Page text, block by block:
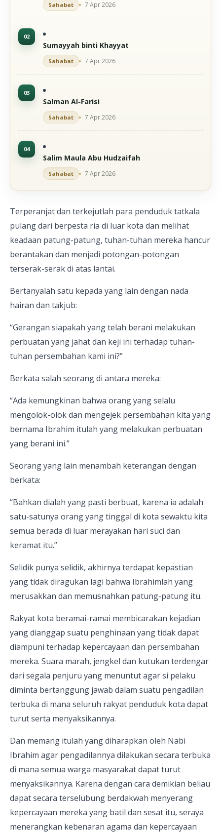
Sahabat 7 Apr 2026
Sumayyah binti Khayyat
Sahabat 7 Apr 2026
Salman Al-Farisi
Sahabat 7 Apr 2026
Salim Maula Abu Hudzaifah
Sahabat 7 Apr 2026
Terperanjat dan terkejutlah para penduduk tatkala
pulang dari berpesta ria di luar kota dan melihat
keadaan patung-patung, tuhan-tuhan mereka hancur
berantakan dan menjadi potongan-potongan
terserak-serak di atas lantai.
Bertanyalah satu kepada yang lain dengan nada
hairan dan takjub:
“Gerangan siapakah yang telah berani melakukan
perbuatan yang jahat dan keji ini terhadap tuhan-
tuhan persembahan kami ini?”
Berkata salah seorang di antara mereka:
“Ada kemungkinan bahwa orang yang selalu
mengolok-olok dan mengejek persembahan kita yang
bernama Ibrahim itulah yang melakukan perbuatan
yang berani ini.”
Seorang yang lain menambah keterangan dengan
berkata:
“Bahkan dialah yang pasti berbuat, karena ia adalah
satu-satunya orang yang tinggal di kota sewaktu kita
semua berada di luar merayakan hari suci dan
keramat itu.”
Selidik punya selidik, akhirnya terdapat kepastian
yang tidak diragukan lagi bahwa Ibrahimlah yang
merusakkan dan memusnahkan patung-patung itu.
Rakyat kota beramai-ramai membicarakan kejadian
yang dianggap suatu penghinaan yang tidak dapat
diampuni terhadap kepercayaan dan persembahan
mereka. Suara marah, jengkel dan kutukan terdengar
dari segala penjuru yang menuntut agar si pelaku
diminta bertanggung jawab dalam suatu pengadilan
terbuka di mana seluruh rakyat penduduk kota dapat
turut serta menyaksikannya.
Dan memang itulah yang diharapkan oleh Nabi
Ibrahim agar pengadilannya dilakukan secara terbuka
di mana semua warga masyarakat dapat turut
menyaksikannya. Karena dengan cara demikian beliau
dapat secara terselubung berdakwah menyerang
kepercayaan mereka yang batil dan sesat itu, seraya
menerangkan kebenaran agama dan kepercayaan